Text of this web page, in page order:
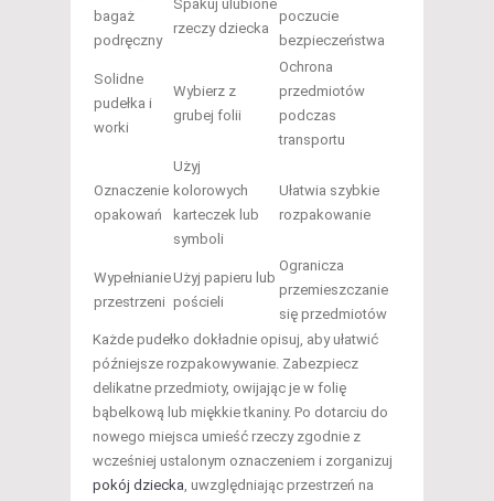
bagaż
podręczny
Spakuj ulubione
rzeczy dziecka
poczucie
bezpieczeństwa
Solidne
pudełka i
worki
Wybierz z
grubej folii
Ochrona
przedmiotów
podczas
transportu
Oznaczenie
opakowań
Użyj
kolorowych
karteczek lub
symboli
Ułatwia szybkie
rozpakowanie
Wypełnianie
przestrzeni
Użyj papieru lub
pościeli
Ogranicza
przemieszczanie
się przedmiotów
Każde pudełko dokładnie opisuj, aby ułatwić
późniejsze rozpakowywanie. Zabezpiecz
delikatne przedmioty, owijając je w folię
bąbelkową lub miękkie tkaniny. Po dotarciu do
nowego miejsca umieść rzeczy zgodnie z
wcześniej ustalonym oznaczeniem i zorganizuj
pokój dziecka, uwzględniając przestrzeń na